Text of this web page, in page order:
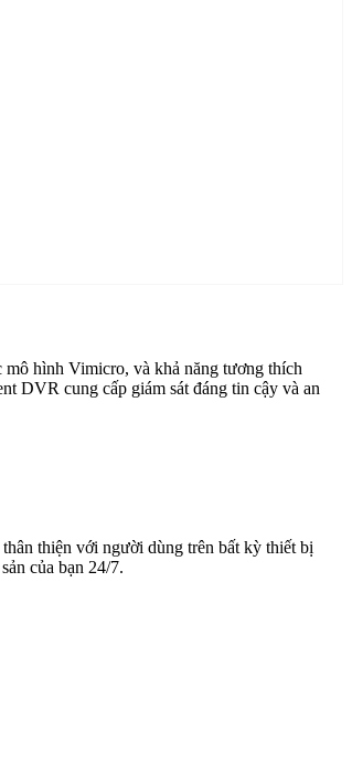
hình Vimicro, và khả năng tương thích
DVR cung cấp giám sát đáng tin cậy và an
thiện với người dùng trên bất kỳ thiết bị
của bạn 24/7.